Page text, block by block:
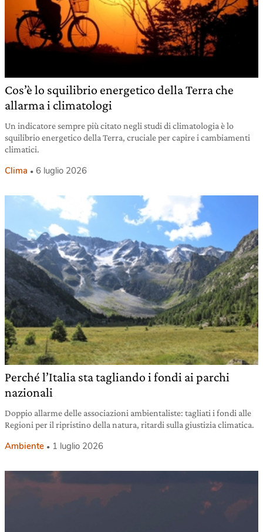
Cos’è lo squilibrio energetico della Terra che
allarma i climatologi
Un indicatore sempre più citato negli studi di climatologia è lo
squilibrio energetico della Terra, cruciale per capire i cambiamenti
climatici.
Clima 6 luglio 2026
Perché l’Italia sta tagliando i fondi ai parchi
nazionali
Doppio allarme delle associazioni ambientaliste: tagliati i fondi alle
Regioni per il ripristino della natura, ritardi sulla giustizia climatica.
Ambiente 1 luglio 2026